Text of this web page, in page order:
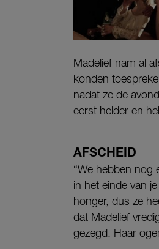
Madelief nam al
konden
nadat ze de
eerst helder en
AFSCHEID
“We hebben nog
in het einde van
honger, dus ze
dat Madelief
gezegd. Haar